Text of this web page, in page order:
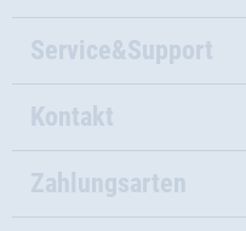
Service&Support
Kontakt
Zahlungsarten